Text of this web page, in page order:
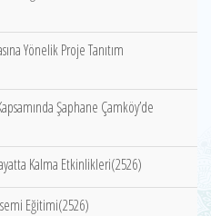
Yönelik Proje Tanıtım
Şaphane Çamköy’de
Kalma Etkinlikleri(2526)
Eğitimi(2526)